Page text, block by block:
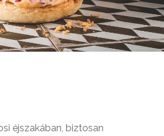
éjszakában, biztosan